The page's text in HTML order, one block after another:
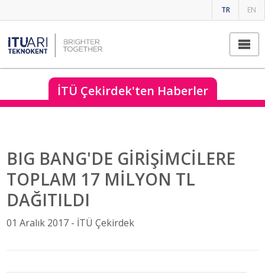
TR EN
İTÜ Çekirdek'ten Haberler
BIG BANG'DE GİRİŞİMCİLERE
TOPLAM 17 MİLYON TL
DAĞITILDI
01 Aralık 2017 - İTÜ Çekirdek